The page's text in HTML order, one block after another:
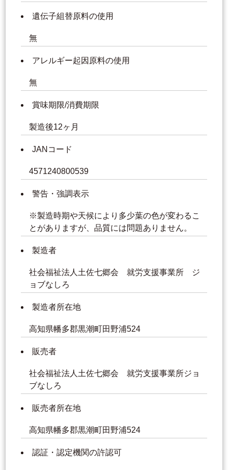
遺伝子組替原料の使用
無
アレルギー起因原料の使用
無
賞味期限/消費期限
製造後12ヶ月
JANコード
4571240800539
警告・強調表示
※製造時期や天候により多少葉の色が変わるこ
とがありますが、品質には問題ありません。
製造者
社会福祉法人土佐七郷会 就労支援事業所 ジ
ョブなしろ
製造者所在地
高知県幡多郡黒潮町田野浦524
販売者
社会福祉法人土佐七郷会 就労支援事業所ジョ
ブなしろ
販売者所在地
高知県幡多郡黒潮町田野浦524
認証・認定機関の許認可